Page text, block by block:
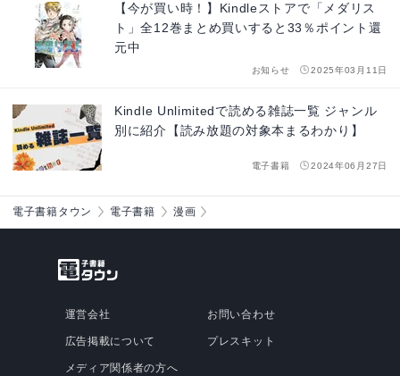
【今が買い時！】Kindleストアで「メダリス
ト」全12巻まとめ買いすると33％ポイント還
元中
お知らせ 2025年03月11日
Kindle Unlimitedで読める雑誌一覧 ジャンル
別に紹介【読み放題の対象本まるわかり】
電子書籍 2024年06月27日
電子書籍タウン 電子書籍 漫画
運営会社
広告掲載について
メディア関係者の方へ
お問い合わせ
プレスキット